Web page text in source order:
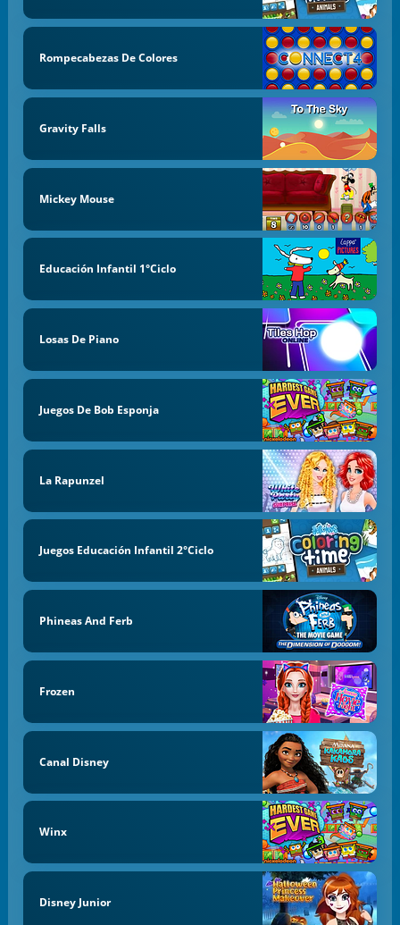
Rompecabezas De Colores
Gravity Falls
Mickey Mouse
Educación Infantil 1°Ciclo
Losas De Piano
Juegos De Bob Esponja
La Rapunzel
Juegos Educación Infantil 2°Ciclo
Phineas And Ferb
Frozen
Canal Disney
Winx
Disney Junior